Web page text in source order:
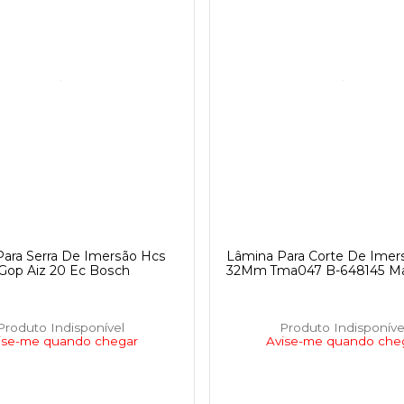
Serra De Imersão Hcs
Aiz 20 Ec Bosch
Indisponível
me quando chegar
Lâmina Para Corte De
32Mm Tma047 B-648145
Produto
Avise-me quando